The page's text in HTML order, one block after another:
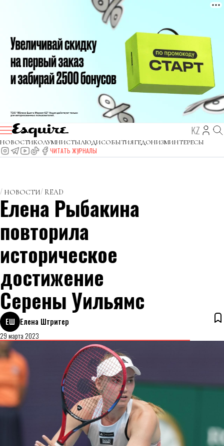
KZ
НОВОСТИКОЛУМНИСТЫЛЮДИСОБЫТИЯГЕДОНИЗМИНТЕРЕСЫ
ЧИТАТЬ ЖУРНАЛЫ
НОВОСТИ READ
Елена Рыбакина
повторила
историческое
достижение
Серены Уильямс
ЕШ Елена Штритер
29 марта 2023